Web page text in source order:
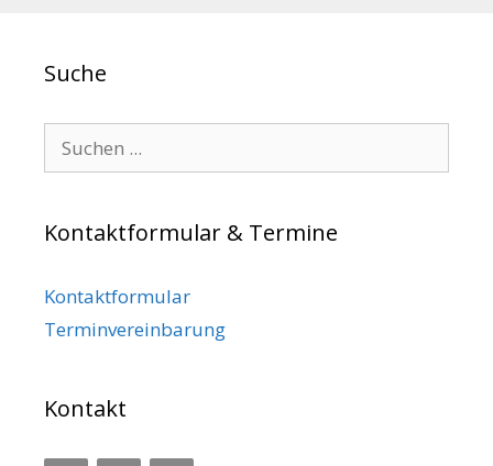
Suche
Search for:
Kontaktformular & Termine
Kontaktformular
Terminvereinbarung
Kontakt